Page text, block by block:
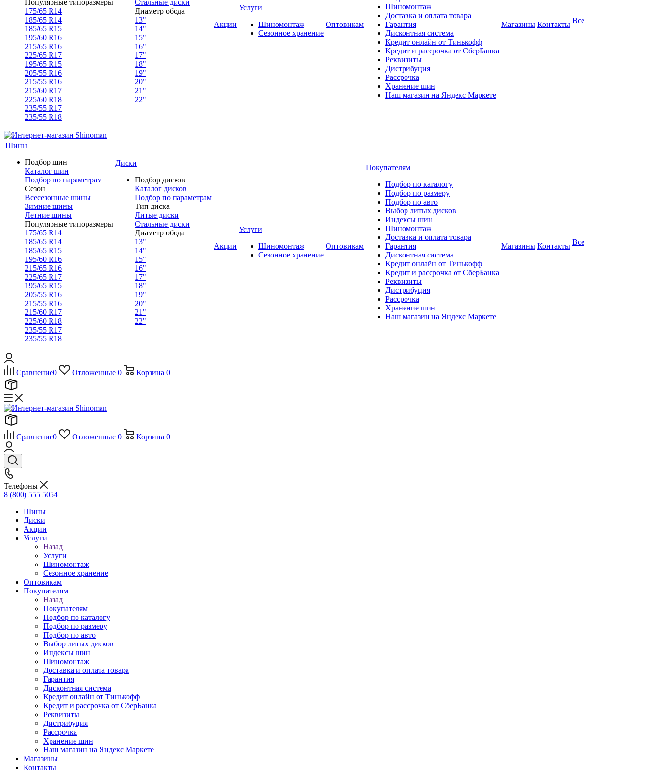
Популярные типоразмеры
175/65 R14
185/65 R14
185/65 R15
195/60 R16
215/65 R16
225/65 R17
195/65 R15
205/55 R16
215/55 R16
215/60 R17
225/60 R18
235/55 R17
235/55 R18
Стальные диски
Диаметр обода
13"
14"
15"
16"
17"
18"
19"
20"
21"
22"
Акции
Услуги
Шиномонтаж
Сезонное хранение
Оптовикам
Шиномонтаж
Доставка и оплата товара
Гарантия
Дисконтная система
Кредит онлайн от Тинькофф
Кредит и рассрочка от СберБанка
Реквизиты
Дистрибуция
Рассрочка
Хранение шин
Наш магазин на Яндекс Маркете
Магазины Контакты Все
Шины
Подбор шин
Каталог шин
Подбор по параметрам
Сезон
Всесезонные шины
Зимние шины
Летние шины
Популярные типоразмеры
175/65 R14
185/65 R14
185/65 R15
195/60 R16
215/65 R16
225/65 R17
195/65 R15
205/55 R16
215/55 R16
215/60 R17
225/60 R18
235/55 R17
235/55 R18
Диски
Подбор дисков
Каталог дисков
Подбор по параметрам
Тип диска
Литые диски
Стальные диски
Диаметр обода
13"
14"
15"
16"
17"
18"
19"
20"
21"
22"
Акции
Услуги
Шиномонтаж
Сезонное хранение
Оптовикам
Покупателям
Подбор по каталогу
Подбор по размеру
Подбор по авто
Выбор литых дисков
Индексы шин
Шиномонтаж
Доставка и оплата товара
Гарантия
Дисконтная система
Кредит онлайн от Тинькофф
Кредит и рассрочка от СберБанка
Реквизиты
Дистрибуция
Рассрочка
Хранение шин
Наш магазин на Яндекс Маркете
Магазины Контакты Все
Сравнение0 Отложенные 0 Корзина 0
Сравнение0 Отложенные 0 Корзина 0
Телефоны
8 (800) 555 5054
Шины
Диски
Акции
Услуги
Назад
Услуги
Шиномонтаж
Сезонное хранение
Оптовикам
Покупателям
Назад
Покупателям
Подбор по каталогу
Подбор по размеру
Подбор по авто
Выбор литых дисков
Индексы шин
Шиномонтаж
Доставка и оплата товара
Гарантия
Дисконтная система
Кредит онлайн от Тинькофф
Кредит и рассрочка от СберБанка
Реквизиты
Дистрибуция
Рассрочка
Хранение шин
Наш магазин на Яндекс Маркете
Магазины
Контакты